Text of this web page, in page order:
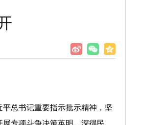
总书记重要指示批示精神，坚
专项斗争决策英明、深得民